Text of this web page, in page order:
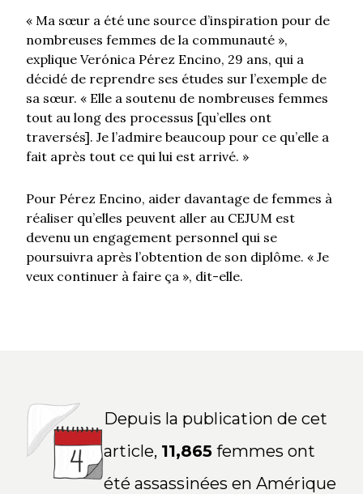
« Ma sœur a été une source d’inspiration pour de
nombreuses femmes de la communauté »,
explique Verónica Pérez Encino, 29 ans, qui a
décidé de reprendre ses études sur l’exemple de
sa sœur. « Elle a soutenu de nombreuses femmes
tout au long des processus [qu’elles ont
traversés]. Je l’admire beaucoup pour ce qu’elle a
fait après tout ce qui lui est arrivé. »
Pour Pérez Encino, aider davantage de femmes à
réaliser qu’elles peuvent aller au CEJUM est
devenu un engagement personnel qui se
poursuivra après l’obtention de son diplôme. « Je
veux continuer à faire ça », dit-elle.
Depuis la publication de cet
article, 11,865 femmes ont
été assassinées en Amérique